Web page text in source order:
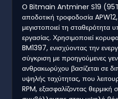
Ο Bitmain Antminer S19 (95Th)
αποδοτική τροφοδοσία
μεγιστοποιεί τη σταθερότητα
εργασίας. Χρησιμοποιεί
BM1397, ενισχύοντας την
σύγκριση με προηγούμενες
ανθρακωρύχου βασίζεται σε
υψηλής ταχύτητας, που
RPM, εξασφαλίζοντας θερμική